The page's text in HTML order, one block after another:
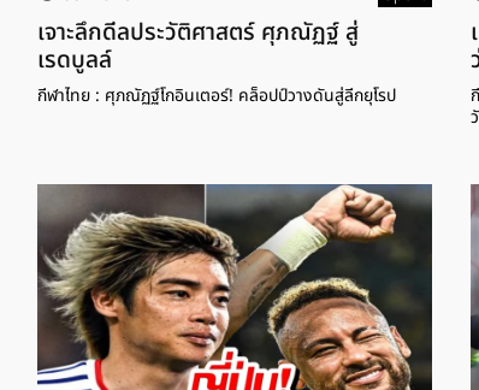
เจาะลึกดีลประวัติศาสตร์ ศุภณัฏฐ์ สู่
เรดบูลล์
กีฬาไทย : ศุภณัฏฐ์โกอินเตอร์! คล็อปป์วางดันสู่ลีกยุโรป